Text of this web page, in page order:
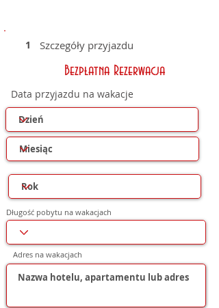
1 Szczegóły przyjazdu
Bezpłatna Rezerwacja
Data przyjazdu na wakacje
Długość pobytu na wakacjach
Adres na wakacjach